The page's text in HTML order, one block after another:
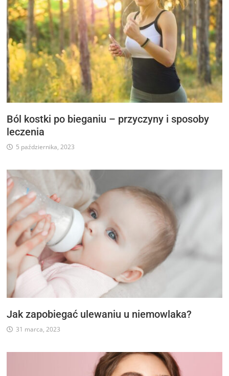
Ból kostki po bieganiu – przyczyny i sposoby
leczenia
5 października, 2023
Jak zapobiegać ulewaniu u niemowlaka?
31 marca, 2023